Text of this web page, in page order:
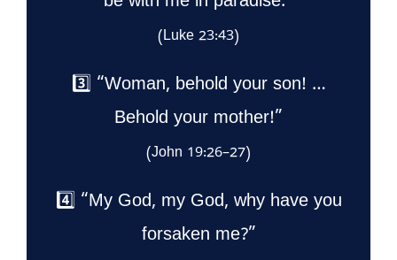
(Luke 23:43)
3️⃣ “Woman, behold your son! …
Behold your mother!”
(John 19:26–27)
4️⃣ “My God, my God, why have you
forsaken me?”